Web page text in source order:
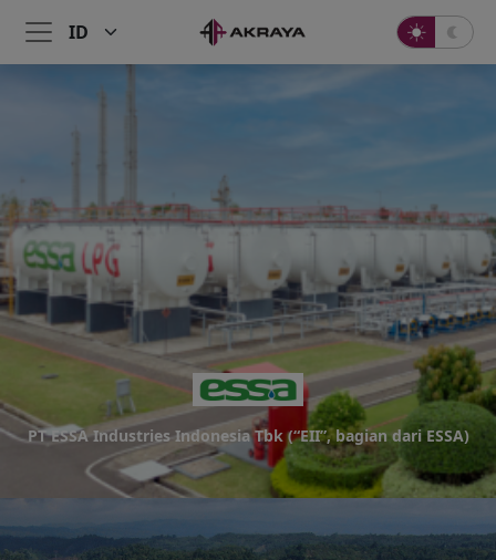
PT ESSA Industries Indonesia Tbk (“EII”, bagian dari ESSA)